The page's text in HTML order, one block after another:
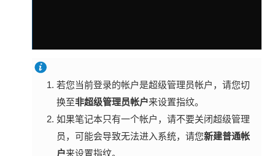
若您当前登录的帐户是超级管理员帐户，请您切
换至非超级管理员帐户来设置指纹。
如果笔记本只有一个帐户，请不要关闭超级管理
员，可能会导致无法进入系统，请您新建普通帐
户来设置指纹。